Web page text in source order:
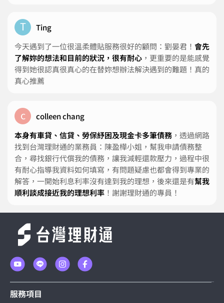
T
Ting
今天遇到了一位很溫柔體貼服務很好的顧問：劉晏君！ 會先
了解妳的想法和目前的狀況，很有耐心 ，更重要的是能感覺
得到她很認真很真心的在替妳想辦法解決遇到的難題！真的
真心推薦
c
colleen chang
本身有車貸、信貸、勞保紓困及現金卡多筆債務 ，透過網路
找到台灣理財通的業務員：陳盈樺小姐，幫我申請債務整
合，尋找銀行代償我的債務，讓我減輕還款壓力，過程中很
有耐心指導我資料如何填寫，有問題疑慮也都會得到專業的
解答，一開始利息利率沒有達到我的理想，後來還是有幫我
順利談成接近我的理想利率 ！謝謝理財通的專員！
服務項目